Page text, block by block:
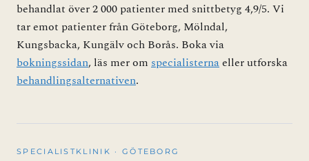
behandlat över 2 000 patienter med snittbetyg 4,9/5. Vi
tar emot patienter från Göteborg, Mölndal,
Kungsbacka, Kungälv och Borås. Boka via
bokningssidan, läs mer om specialisternaeller utforska
behandlingsalternativen.
SPECIALISTKLINIK · GÖTEBORG